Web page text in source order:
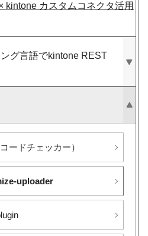
kintone カスタムコネクタ活用
グ言語で​kintone REST
ードチェッカー）
uploader